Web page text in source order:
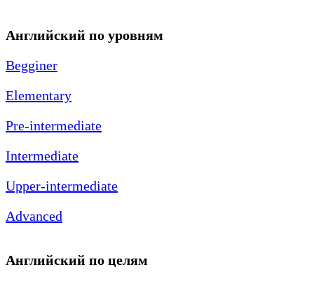
Английский по уровням
Begginer
Elementary
Pre-intermediate
Intermediate
Upper-intermediate
Advanced
Английский по целям